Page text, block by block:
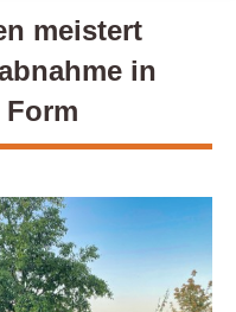
meistert
in